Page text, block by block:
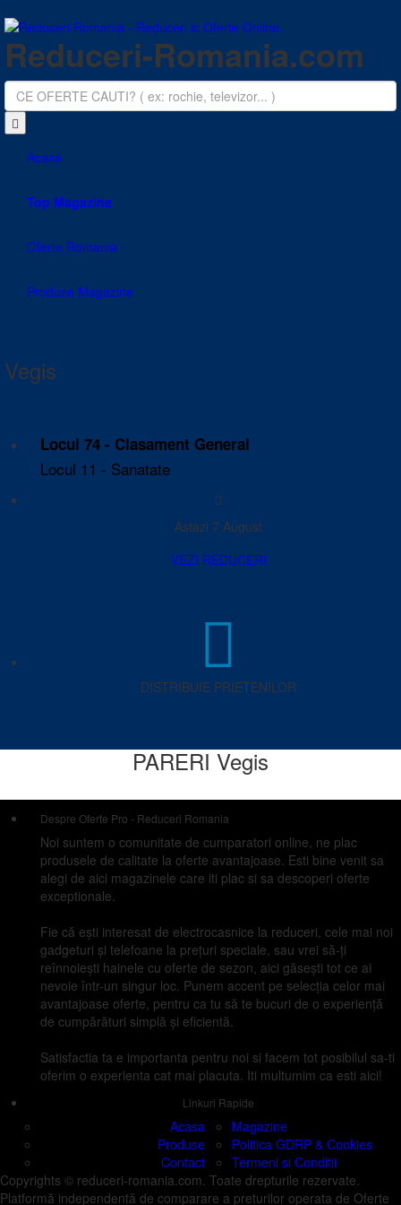
Reduceri-Romania.com
Acasa
Top Magazine
Oferte Romania
Produse Magazine
Vegis
Locul 74 - Clasament General
Locul 11 - Sanatate
Astazi 7 August
VEZI REDUCERI
DISTRIBUIE PRIETENILOR
PARERI Vegis
Despre Oferte Pro - Reduceri Romania
Noi suntem o comunitate de cumparatori online, ne plac
produsele de calitate la oferte avantajoase. Esti bine venit sa
alegi de aici magazinele care iti plac si sa descoperi oferte
exceptionale.
Fie că ești interesat de electrocasnice la reduceri, cele mai noi
gadgeturi și telefoane la prețuri speciale, sau vrei să-ți
reînnoiești hainele cu oferte de sezon, aici găsești tot ce ai
nevoie într-un singur loc. Punem accent pe selecția celor mai
avantajoase oferte, pentru ca tu să te bucuri de o experiență
de cumpărături simplă și eficientă.
Satisfactia ta e importanta pentru noi si facem tot posibilul sa-ti
oferim o experienta cat mai placuta. Iti multumim ca esti aici!
Linkuri Rapide
Acasa
Produse
Contact
Magazine
Politica GDRP & Cookies
Termeni si Conditii
Copyrights © reduceri-romania.com. Toate drepturile rezervate.
Platformă independentă de comparare a preturilor operata de Oferte